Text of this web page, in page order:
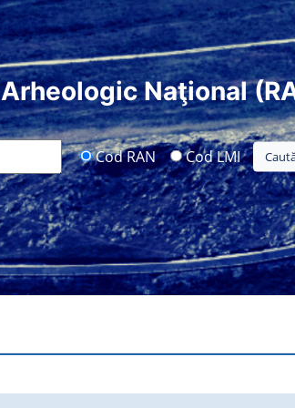
Naţional
Cod RAN Cod LMI